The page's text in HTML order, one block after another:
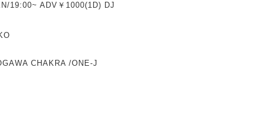
19:00~ ADV￥1000(1D) DJ
CHAKRA /ONE-J